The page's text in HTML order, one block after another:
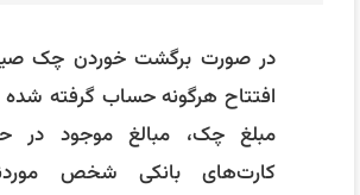
در صورت برگشت خوردن چک
افتتاح هرگونه حساب گرفته شده
مبلغ چک، مبالغ موجود در
کارت‌های بانکی شخص